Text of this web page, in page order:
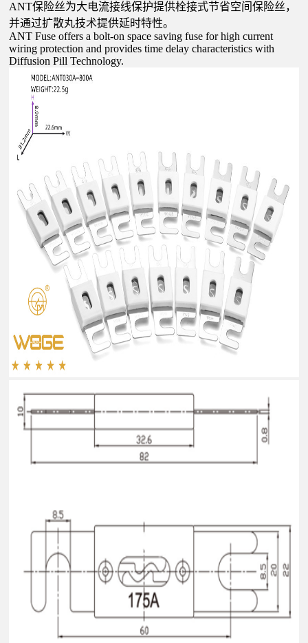
ANT保险丝为大电流接线保护提供栓接式节省空间保险丝，
并通过扩散丸技术提供延时特性。
ANT Fuse offers a bolt-on space saving fuse for high current
wiring protection and provides time delay characteristics with
Diffusion Pill Technology.